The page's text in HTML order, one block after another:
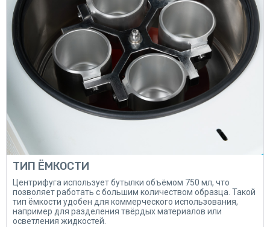
ТИП ЁМКОСТИ
Центрифуга использует бутылки объёмом 750 мл, что
позволяет работать с большим количеством образца. Такой
тип ёмкости удобен для коммерческого использования,
например для разделения твёрдых материалов или
осветления жидкостей.